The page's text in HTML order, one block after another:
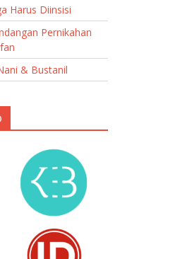
Harus Diinsisi
Pernikahan
& Bustanil